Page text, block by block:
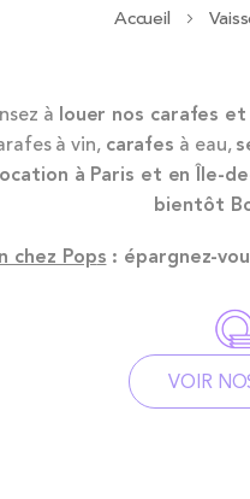
Accueil
à louer nos carafes
à vin, carafes à eau,
à Paris et en Île-
bientôt
chez Pops: épargnez-
VOIR